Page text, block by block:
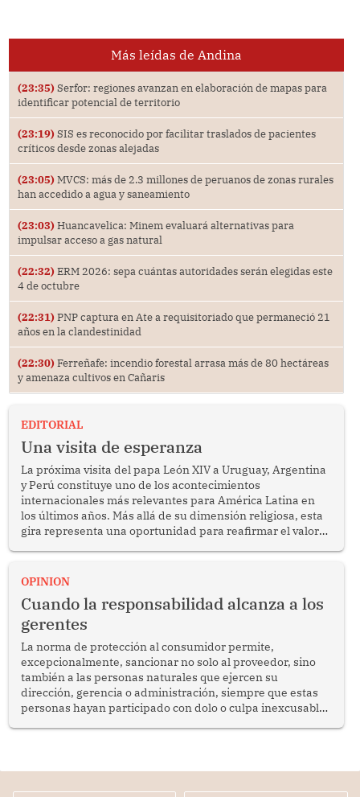
Más leídas de Andina
(23:35) Serfor: regiones avanzan en elaboración de mapas para
identificar potencial de territorio
(23:19) SIS es reconocido por facilitar traslados de pacientes
críticos desde zonas alejadas
(23:05) MVCS: más de 2.3 millones de peruanos de zonas rurales
han accedido a agua y saneamiento
(23:03) Huancavelica: Minem evaluará alternativas para
impulsar acceso a gas natural
(22:32) ERM 2026: sepa cuántas autoridades serán elegidas este
4 de octubre
(22:31) PNP captura en Ate a requisitoriado que permaneció 21
años en la clandestinidad
(22:30) Ferreñafe: incendio forestal arrasa más de 80 hectáreas
y amenaza cultivos en Cañaris
EDITORIAL
Una visita de esperanza
La próxima visita del papa León XIV a Uruguay, Argentina
y Perú constituye uno de los acontecimientos
internacionales más relevantes para América Latina en
los últimos años. Más allá de su dimensión religiosa, esta
gira representa una oportunidad para reafirmar el valor
enfrenta desafíos en materia de desarrollo, cohesión
OPINION
Cuando la responsabilidad alcanza a los
gerentes
La norma de protección al consumidor permite,
excepcionalmente, sancionar no solo al proveedor, sino
también a las personas naturales que ejercen su
dirección, gerencia o administración, siempre que estas
personas hayan participado con dolo o culpa inexcusable
por la frustrada realización de un meet and greet con